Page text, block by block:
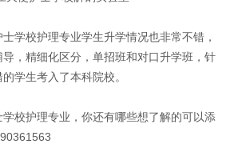
学校护理专业学生升学情况也非常不错，
，精细化区分，单招班和对口升学班，针
学生考入了本科院校。
校护理专业，你还有哪些想了解的可以添